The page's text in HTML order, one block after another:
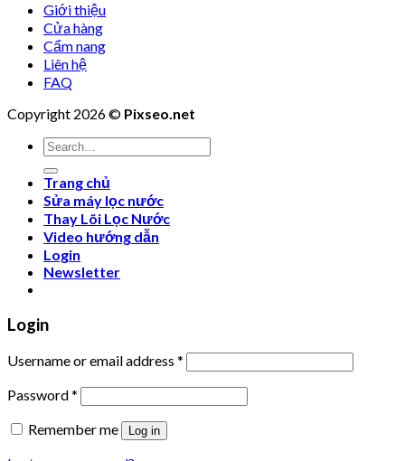
Giới thiệu
Cửa hàng
Cẩm nang
Liên hệ
FAQ
Copyright 2026 © Pixseo.net
Search
for:
Trang chủ
Sửa máy lọc nước
Thay Lõi Lọc Nước
Video hướng dẫn
Login
Newsletter
Login
Username or email address *
Password*
Remember me
Log in